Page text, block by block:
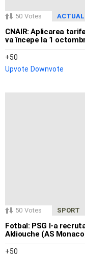
50 Votes
CNAIR: Aplicarea
va începe la 1
50
Upvote Downvote
50 Votes SPORT
Fotbal: PSG l-a
Akliouche (AS
50